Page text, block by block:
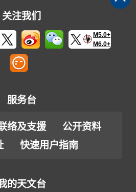
关注我们
M5.0+
M6.0+
服务台
络及支援
公开资料
快速用户指南
的天文台